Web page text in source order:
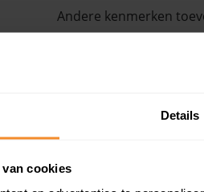
Details
cookies
Andere kenmerken
de buurt